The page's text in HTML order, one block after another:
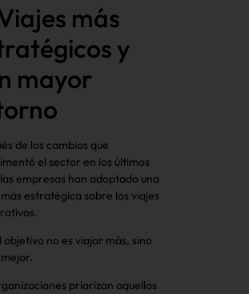
más
y
mayor
de los cambios que
el sector en los últimos
empresas han adoptado una
estratégica sobre los viajes
objetivo no es viajar más, sino
priorizan aquellos